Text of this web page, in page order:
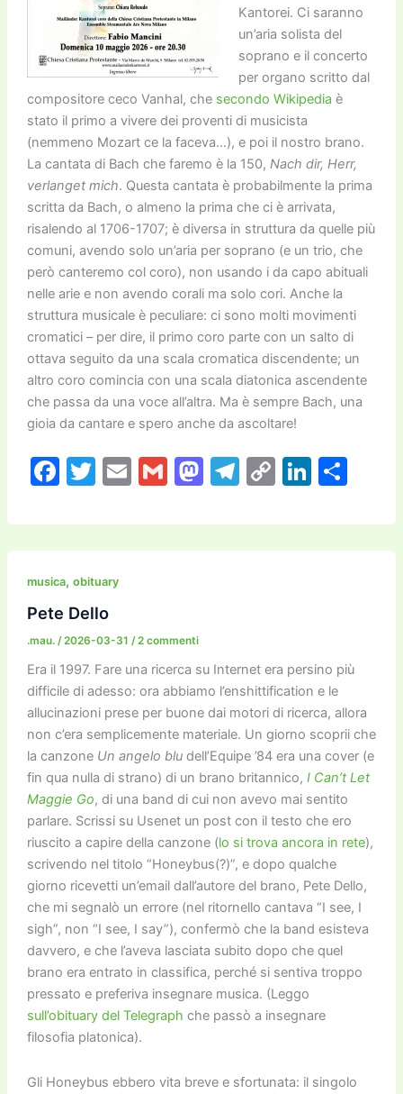
Kantorei. Ci saranno
un’aria solista del
soprano e il concerto
per organo scritto dal
compositore ceco Vanhal, che secondo Wikipedia è
stato il primo a vivere dei proventi di musicista
(nemmeno Mozart ce la faceva…), e poi il nostro brano.
La cantata di Bach che faremo è la 150, Nach dir, Herr,
verlanget mich. Questa cantata è probabilmente la prima
scritta da Bach, o almeno la prima che ci è arrivata,
risalendo al 1706-1707; è diversa in struttura da quelle più
comuni, avendo solo un’aria per soprano (e un trio, che
però canteremo col coro), non usando i da capo abituali
nelle arie e non avendo corali ma solo cori. Anche la
struttura musicale è peculiare: ci sono molti movimenti
cromatici – per dire, il primo coro parte con un salto di
ottava seguito da una scala cromatica discendente; un
altro coro comincia con una scala diatonica ascendente
che passa da una voce all’altra. Ma è sempre Bach, una
gioia da cantare e spero anche da ascoltare!
F
c
e
b
o
o
k
T
itt
er
E
ai
l
G
ai
l
M
st
o
T
e
gr
C
p
y
Li
k
e
C
n
di
musica, obituary
Pete Dello
.mau. /2026-03-31 /2 commenti
Era il 1997. Fare una ricerca su Internet era persino più
difficile di adesso: ora abbiamo l’enshittification e le
allucinazioni prese per buone dai motori di ricerca, allora
non c’era semplicemente materiale. Un giorno scoprii che
la canzone Un angelo bludell’Equipe ’84 era una cover (e
fin qua nulla di strano) di un brano britannico, I Can’t Let
Maggie Go, di una band di cui non avevo mai sentito
parlare. Scrissi su Usenet un post con il testo che ero
riuscito a capire della canzone (lo si trova ancora in rete),
scrivendo nel titolo “Honeybus(?)”, e dopo qualche
giorno ricevetti un’email dall’autore del brano, Pete Dello,
che mi segnalò un errore (nel ritornello cantava “I see, I
sigh”, non “I see, I say”), confermò che la band esisteva
davvero, e che l’aveva lasciata subito dopo che quel
brano era entrato in classifica, perché si sentiva troppo
pressato e preferiva insegnare musica. (Leggo
sull’obituary del Telegraph che passò a insegnare
filosofia platonica).
Gli Honeybus ebbero vita breve e sfortunata: il singolo